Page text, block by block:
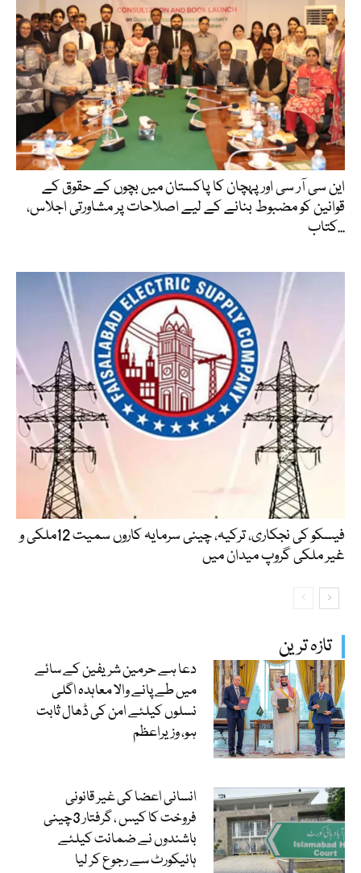
تازہ ترین
دعا ہے حرمین شریفین کے سائے
میں طے پانے والا معاہدہ اگلی
نسلوں کیلئے امن کی ڈھال ثابت
ہو، وزیراعظم
انسانی اعضا کی غیر قانونی
فروخت کا کیس ، گرفتار 3چینی
باشندوں نے ضمانت کیلئے
ہائیکورٹ سے رجوع کر لیا
این سی آر سی اور پہچان کا پاکستان میں بچوں کے حقوق کے
قوانین کو مضبوط بنانے کے لیے اصلاحات پر مشاورتی اجلاس،
کتاب...
فیسکو کی نجکاری، ترکیہ، چینی سرمایہ کاروں سمیت 12ملکی و
غیر ملکی گروپ میدان میں